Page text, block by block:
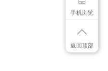
手机浏览
返回顶部